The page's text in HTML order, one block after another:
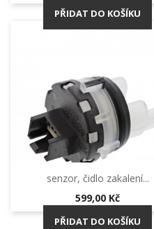
PŘIDAT DO KOŠÍKU
senzor, čidlo zakalení...
Cena
599,00 Kč
PŘIDAT DO KOŠÍKU